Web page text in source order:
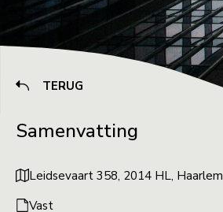
TERUG
Samenvatting
Leidsevaart 358, 2014 HL, Haarlem
Vast